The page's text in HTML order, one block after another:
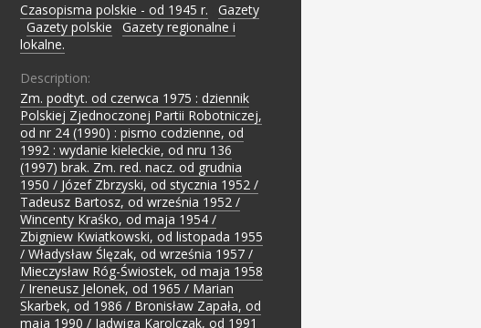
Czasopisma polskie - od 1945 r.
Gazety
Gazety polskie
Gazety regionalne i
lokalne.
Description:
Zm. podtyt. od czerwca 1975 : dziennik
Polskiej Zjednoczonej Partii Robotniczej,
od nr 24 (1990) : pismo codzienne, od
1992 : wydanie kieleckie, od nru 136
(1997) brak. Zm. red. nacz. od grudnia
1950 / Józef Zbrzyski, od stycznia 1952 /
Tadeusz Bartosz, od września 1952 /
Wincenty Kraśko, od maja 1954 /
Zbigniew Kwiatkowski, od listopada 1955
/ Władysław Ślęzak, od września 1957 /
Mieczysław Róg-Świostek, od maja 1958
/ Ireneusz Jelonek, od 1965 / Marian
Skarbek, od 1986 / Bronisław Zapała, od
maja 1990 / Jadwiga Karolczak, od 1991